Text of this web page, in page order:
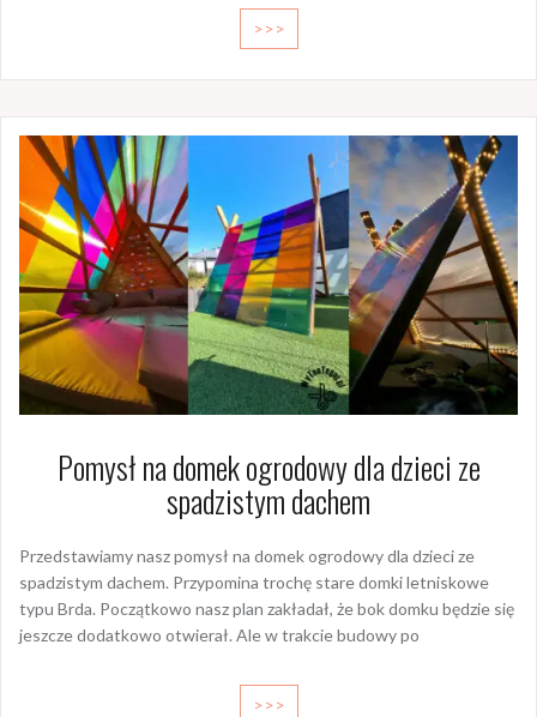
>>>
Pomysł na domek ogrodowy dla dzieci ze
spadzistym dachem
Przedstawiamy nasz pomysł na domek ogrodowy dla dzieci ze
spadzistym dachem. Przypomina trochę stare domki letniskowe
typu Brda. Początkowo nasz plan zakładał, że bok domku będzie się
jeszcze dodatkowo otwierał. Ale w trakcie budowy po
>>>